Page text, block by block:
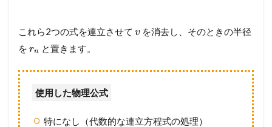
これら2つの式を連立させて v を消去し、そのときの半径
を rn と置きます。
使用した物理公式
特になし（代数的な連立方程式の処理）